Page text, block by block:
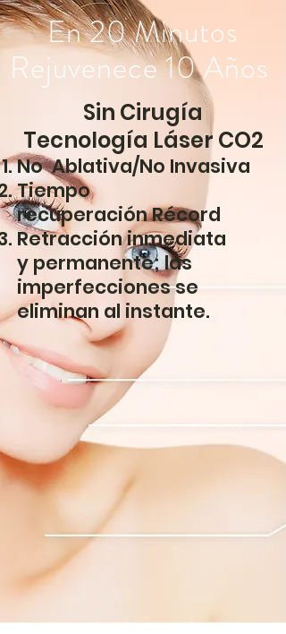
En 20 Minutos
Rejuvenece10 Años
Sin Cirugía
Tecnología LáserCO2
No Ablativa/No Invasiva
Tiempo
recuperación Récord
Retracción inmediata
y permanente; las
imperfecciones se
eliminan al instante.